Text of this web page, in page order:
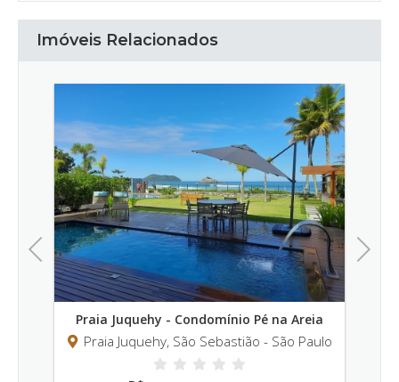
Imóveis Relacionados
Previous
Praia Juquehy - Condomínio Pé na Areia
Praia Juquehy, São Sebastião - São Paulo
Next